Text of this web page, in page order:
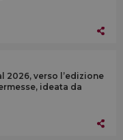
2026, verso l’edizione
ideata da